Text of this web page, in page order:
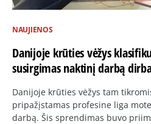
NAUJIENOS
Danijoje krūties vėžys
susirgimas naktinį darbą
Danijoje krūties vėžys tam
pripažįstamas profesine liga
darbą. Šis sprendimas buvo